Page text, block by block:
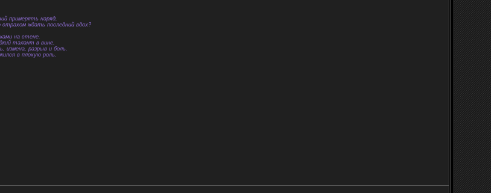
примерять наряд,
ждать последний вдох?
на стене.
талант в вине.
измена, разрыв и боль.
в плохую роль.